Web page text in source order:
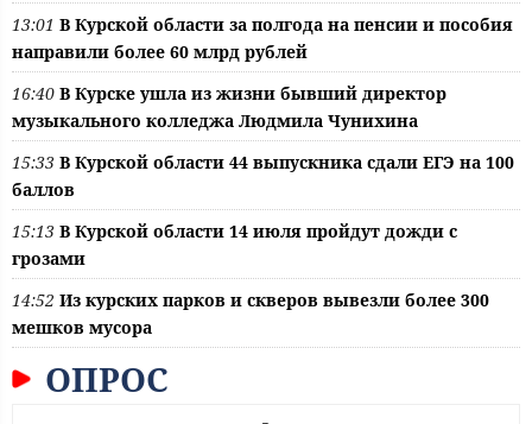
13:01 В Курской области за полгода на пенсии и пособия
направили более 60 млрд рублей
16:40 В Курске ушла из жизни бывший директор
музыкального колледжа Людмила Чунихина
15:33 В Курской области 44 выпускника сдали ЕГЭ на 100
баллов
15:13 В Курской области 14 июля пройдут дожди с
грозами
14:52 Из курских парков и скверов вывезли более 300
мешков мусора
ОПРОС